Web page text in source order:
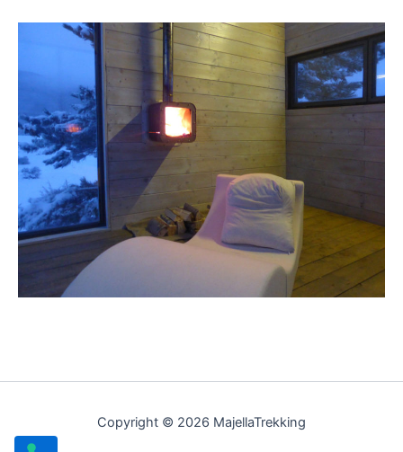
Copyright © 2026 MajellaTrekking